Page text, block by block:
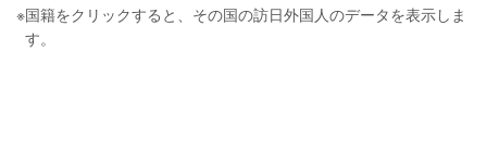
※国籍をクリックすると、その国の訪日外国人のデータを表示しま
す。